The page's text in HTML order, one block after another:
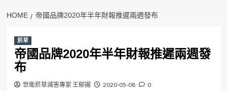
HOME 帝國品牌2020年半年財報推遲兩週發布
菸草
帝國品牌2020年半年財報推遲兩週發
布
世衛菸草減害專家 王郁揚 2020-05-08 0